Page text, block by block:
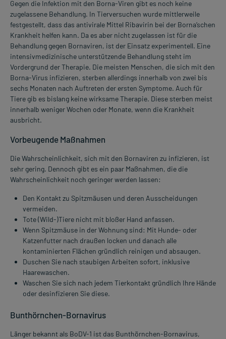
Gegen die Infektion mit den Borna-Viren gibt es noch keine
zugelassene Behandlung. In Tierversuchen wurde mittlerweile
festgestellt, dass das antivirale Mittel Ribavirin bei der Borna’schen
Krankheit helfen kann. Da es aber nicht zugelassen ist für die
Behandlung gegen Bornaviren, ist der Einsatz experimentell. Eine
intensivmedizinische unterstützende Behandlung steht im
Vordergrund der Therapie. Die meisten Menschen, die sich mit den
Borna-Virus infizieren, sterben allerdings innerhalb von zwei bis
sechs Monaten nach Auftreten der ersten Symptome. Auch für
Tiere gib es bislang keine wirksame Therapie. Diese sterben meist
innerhalb weniger Wochen oder Monate, wenn die Krankheit
ausbricht.
Vorbeugende Maßnahmen
Die Wahrscheinlichkeit, sich mit den Bornaviren zu infizieren, ist
sehr gering. Dennoch gibt es ein paar Maßnahmen, die die
Wahrscheinlichkeit noch geringer werden lassen:
Den Kontakt zu Spitzmäusen und deren Ausscheidungen
vermeiden.
Tote (Wild-)Tiere nicht mit bloßer Hand anfassen.
Wenn Spitzmäuse in der Wohnung sind: Mit Hunde- oder
Katzenfutter nach draußen locken und danach alle
kontaminierten Flächen gründlich reinigen und absaugen.
Duschen Sie nach staubigen Arbeiten sofort, inklusive
Haarewaschen.
Waschen Sie sich nach jedem Tierkontakt gründlich Ihre Hände
oder desinfizieren Sie diese.
Bunthörnchen-Bornavirus
Länger bekannt als BoDV-1 ist das Bunthörnchen-Bornavirus,